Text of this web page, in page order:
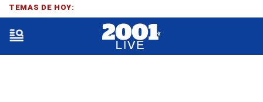
TEMAS DE HOY: